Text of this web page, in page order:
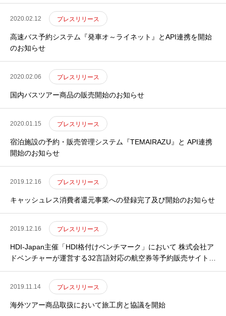
2020.02.12 プレスリリース
高速バス予約システム『発車オ～ライネット』とAPI連携を開始
のお知らせ
2020.02.06 プレスリリース
国内バスツアー商品の販売開始のお知らせ
2020.01.15 プレスリリース
宿泊施設の予約・販売管理システム『TEMAIRAZU』と API連携
開始のお知らせ
2019.12.16 プレスリリース
キャッシュレス消費者還元事業への登録完了及び開始のお知らせ
2019.12.16 プレスリリース
HDI-Japan主催「HDI格付けベンチマーク」において 株式会社ア
ドベンチャーが運営する32言語対応の航空券等予約販売サイト
2019.11.14 プレスリリース
海外ツアー商品取扱において旅工房と協議を開始